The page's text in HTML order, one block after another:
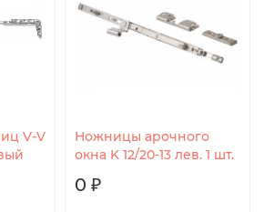
V-V
Ножницы арочного
окна K 12/20-13 лев. 1 шт.
0 ₽